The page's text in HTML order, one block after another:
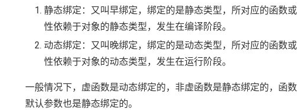
静态绑定：又叫早绑定，绑定的是静态类型，所对应的函数
性依赖于对象的静态类型，发生在编译阶段。
动态绑定：又叫晚绑定，绑定的是动态类型，所对应的函数
性依赖于对象的动态类型，发生在运行阶段。
一般情况下，虚函数是动态绑定的，非虚函数是静态绑定的，函
默认参数也是静态绑定的。